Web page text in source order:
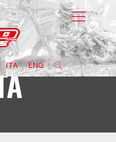
ITA ENG